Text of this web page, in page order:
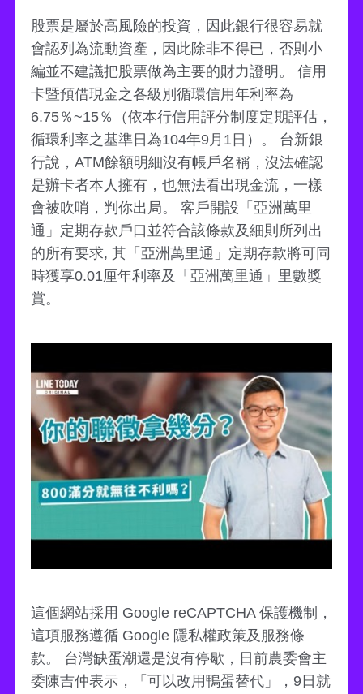
股票是屬於高風險的投資，因此銀行很容易就
會認列為流動資產，因此除非不得已，否則小
編並不建議把股票做為主要的財力證明。 信用
卡暨預借現金之各級別循環信用年利率為
6.75％~15％（依本行信用評分制度定期評估，
循環利率之基準日為104年9月1日）。 台新銀
行說，ATM餘額明細沒有帳戶名稱，沒法確認
是辦卡者本人擁有，也無法看出現金流，一樣
會被吹哨，判你出局。 客戶開設「亞洲萬里
通」定期存款戶口並符合該條款及細則所列出
的所有要求, 其「亞洲萬里通」定期存款將可同
時獲享0.01厘年利率及「亞洲萬里通」里數獎
賞。
這個網站採用 Google reCAPTCHA 保護機制，
這項服務遵循 Google 隱私權政策及服務條
款。 台灣缺蛋潮還是沒有停歇，日前農委會主
委陳吉仲表示，「可以改用鴨蛋替代」，9日就